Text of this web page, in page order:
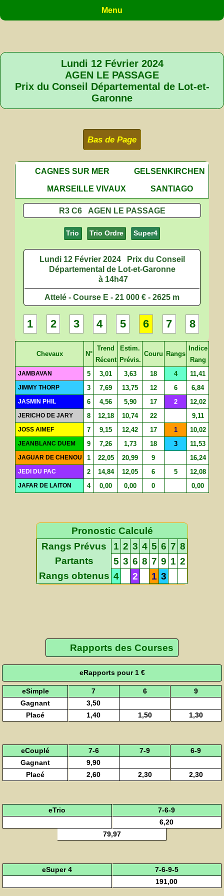
Menu
Lundi 12 Février 2024
AGEN LE PASSAGE
Prix du Conseil Départemental de Lot-et-
Garonne
Bas de Page
CAGNES SUR MER
GELSENKIRCHEN
MARSEILLE VIVAUX
SANTIAGO
R3 C6 AGEN LE PASSAGE
Trio Trio Ordre Super4
Lundi 12 Février 2024
Prix du Conseil
Départemental de Lot-et-Garonne
à 14h47
Attelé - Course E - 21 000 € - 2625 m
1 2 3 4 5 6 7 8
Chevaux N°
Trend
Récent
Estim.
Prévis.
Couru Rangs
Indice
Rang
JAMBAVAN 5 3,01 3,63 18 4 11,41
JIMMY THORP 3 7,69 13,75 12 6 6,84
JASMIN PHIL 6 4,56 5,90 17 2 12,02
JERICHO DE JARY 8 12,18 10,74 22 9,11
JOSS AIMEF 7 9,15 12,42 17 1 10,02
JEANBLANC DUEM 9 7,26 1,73 18 3 11,53
JAGUAR DE CHENOU 1 22,05 20,99 9 16,24
JEDI DU PAC 2 14,84 12,05 6 5 12,08
JAFAR DE LAITON 4 0,00 0,00 0 0,00
Pronostic Calculé
Rangs Prévus
1 2 3 4 5 6 7 8
Partants
5 3 6 8 7 9 1 2
Rangs obtenus 4 2 1 3
Rapports des Courses
eRapports pour 1 €
eSimple 7 6
9
Gagnant
3,50
Placé
1,40 1,50 1,30
eCouplé 7-6 7-9
6-9
Gagnant
9,90
Placé
2,60 2,30 2,30
eTrio
7-6-9
6,20
79,97
eSuper 4
7-6-9-5
191,00